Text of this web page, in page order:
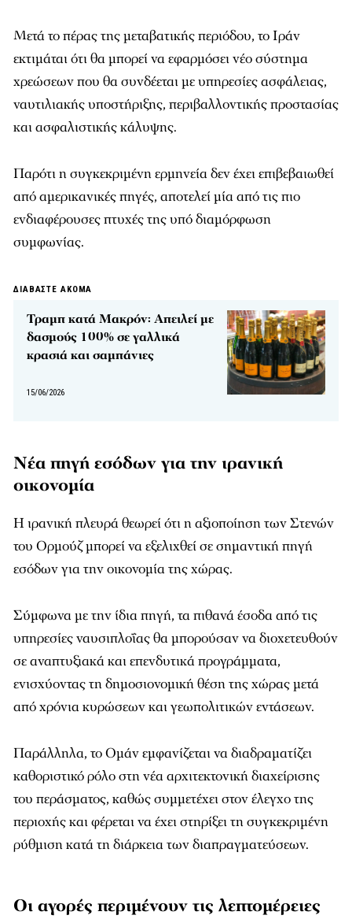
Μετά το πέρας της μεταβατικής περιόδου, το Ιράν
εκτιμάται ότι θα μπορεί να εφαρμόσει νέο σύστημα
χρεώσεων που θα συνδέεται με υπηρεσίες ασφάλειας,
ναυτιλιακής υποστήριξης, περιβαλλοντικής προστασίας
και ασφαλιστικής κάλυψης.
Παρότι η συγκεκριμένη ερμηνεία δεν έχει επιβεβαιωθεί
από αμερικανικές πηγές, αποτελεί μία από τις πιο
ενδιαφέρουσες πτυχές της υπό διαμόρφωση
συμφωνίας.
ΔΙΑΒΑΣΤΕ ΑΚΟΜΑ
Τραμπ κατά Μακρόν: Απειλεί με
δασμούς 100% σε γαλλικά
κρασιά και σαμπάνιες
15/06/2026
Νέα πηγή εσόδων για την ιρανική
οικονομία
Η ιρανική πλευρά θεωρεί ότι η αξιοποίηση των Στενών
του Ορμούζ μπορεί να εξελιχθεί σε σημαντική πηγή
εσόδων για την οικονομία της χώρας.
Σύμφωνα με την ίδια πηγή, τα πιθανά έσοδα από τις
υπηρεσίες ναυσιπλοΐας θα μπορούσαν να διοχετευθούν
σε αναπτυξιακά και επενδυτικά προγράμματα,
ενισχύοντας τη δημοσιονομική θέση της χώρας μετά
από χρόνια κυρώσεων και γεωπολιτικών εντάσεων.
Παράλληλα, το Ομάν εμφανίζεται να διαδραματίζει
καθοριστικό ρόλο στη νέα αρχιτεκτονική διαχείρισης
του περάσματος, καθώς συμμετέχει στον έλεγχο της
περιοχής και φέρεται να έχει στηρίξει τη συγκεκριμένη
ρύθμιση κατά τη διάρκεια των διαπραγματεύσεων.
Οι αγορές περιμένουν τις λεπτομέρειες